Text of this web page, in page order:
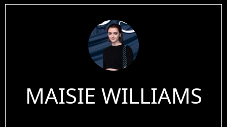
MAISIE WILLIAMS